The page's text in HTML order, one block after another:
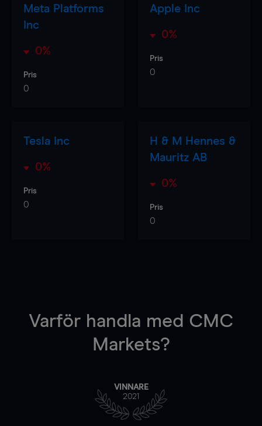
Meta Platforms
Inc
0%
Pris
0
Apple Inc
0%
Pris
0
Tesla Inc
0%
Pris
0
H & M Hennes &
Mauritz AB
0%
Pris
0
Varför handla med CMC
Markets?
VINNARE
2021